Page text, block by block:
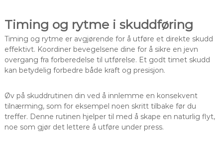
Timing og rytme i skuddføring
Timing og rytme er avgjørende for å utføre et direkte skudd
effektivt. Koordiner bevegelsene dine for å sikre en jevn
overgang fra forberedelse til utførelse. Et godt timet skudd
kan betydelig forbedre både kraft og presisjon.
Øv på skuddrutinen din ved å innlemme en konsekvent
tilnærming, som for eksempel noen skritt tilbake før du
treffer. Denne rutinen hjelper til med å skape en naturlig flyt,
noe som gjør det lettere å utføre under press.